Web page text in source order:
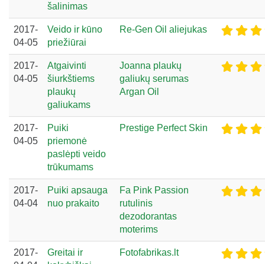
šalinimas
2017-
04-05
Veido ir kūno
priežiūrai
Re-Gen Oil aliejukas
2017-
04-05
Atgaivinti
šiurkštiems
plaukų
galiukams
Joanna plaukų
galiukų serumas
Argan Oil
2017-
04-05
Puiki
priemonė
paslėpti veido
trūkumams
Prestige Perfect Skin
2017-
04-04
Puiki apsauga
nuo prakaito
Fa Pink Passion
rutulinis
dezodorantas
moterims
2017-
Greitai ir
Fotofabrikas.lt